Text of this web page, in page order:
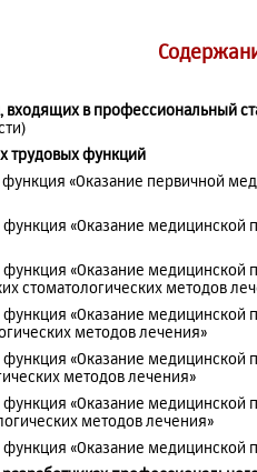
входящих в профессиональный
трудовых функций
«Оказание первичной
«Оказание медицинской
«Оказание
стоматологических методов
«Оказание
методов лечения»
«Оказание
методов лечения»
«Оказание
методов лечения»
«Оказание медицинской